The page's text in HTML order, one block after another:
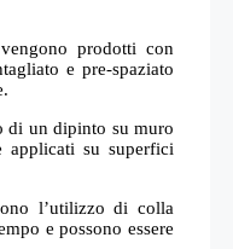
vengono prodotti con
e pre-spaziato
di un dipinto su muro
applicati su superfici
l’utilizzo di colla
e possono essere